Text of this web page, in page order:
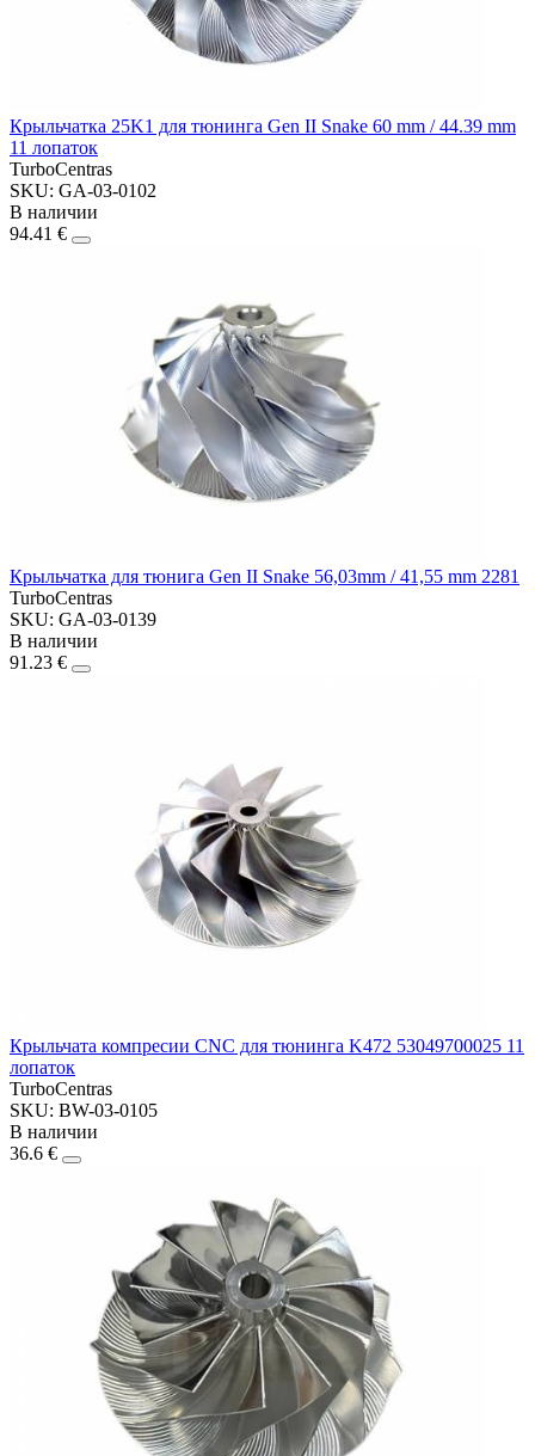
Крыльчатка 25K1 для тюнинга Gen II Snake 60 mm / 44.39 mm
11 лопаток
TurboCentras
SKU: GA-03-0102
В наличии
94.41 €
Крыльчатка для тюнига Gen II Snake 56,03mm / 41,55 mm 2281
TurboCentras
SKU: GA-03-0139
В наличии
91.23 €
Крыльчата компресии CNC для тюнинга K472 53049700025 11
лопаток
TurboCentras
SKU: BW-03-0105
В наличии
36.6 €